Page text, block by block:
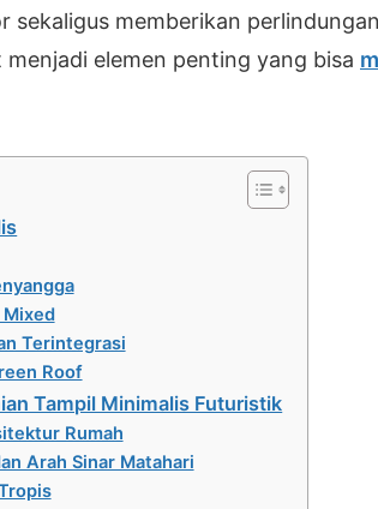
sekaligus memberikan
elemen penting yang bisa
Terintegrasi
Roof
Tampil Minimalis Futuristik
Rumah
Arah Sinar Matahari